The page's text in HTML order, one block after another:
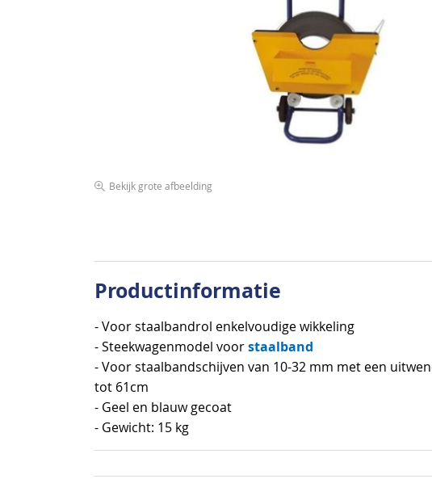
Bekijk grote afbeelding
Ga
de
Productinformatie
- Voor staalbandrol enkelvoudige wikkeling
- Steekwagenmodel voorstaalband
- Voor staalbandschijven van 10-32 mm met een
tot 61cm
- Geel en blauw gecoat
- Gewicht: 15 kg